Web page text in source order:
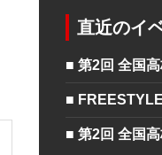
直近のイ
■ 第2回 全国
■
■ 第2回 全国